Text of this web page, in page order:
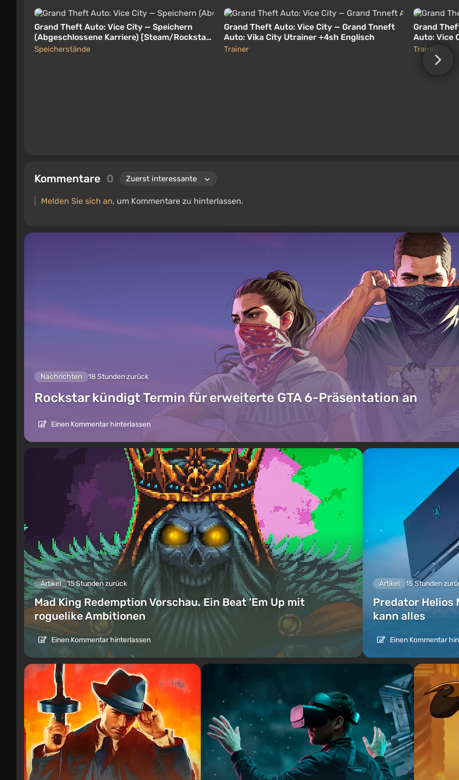
Grand Theft Auto: Vice City — Speichern
(Abgeschlossene Karriere) [Steam/Rockstar-
Lizenz]
Speicherstände
Grand Theft Auto: Vice City — Grand Tnneft
Auto: Vika City Utrainer +4sh Englisch
Trainer
Grand
Auto: Vice
Trainer
Kommentare 0
Melden Sie sich an, um Kommentare zu hinterlassen.
Nachrichten 18 Stunden zurück
Rockstar kündigt Termin für erweiterte GTA 6-Präsentation an
Einen Kommentar hinterlassen
Artikel 15 Stunden zurück
Mad King Redemption Vorschau. Ein Beat ’Em Up mit
roguelike Ambitionen
Einen Kommentar hinterlassen
Artikel 15 Stunden
Predator Helios
kann alles
Einen Kommentar